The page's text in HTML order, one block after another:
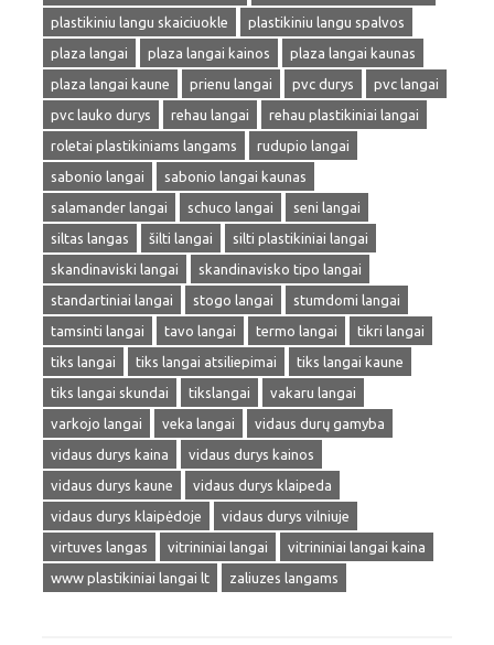
plastikiniu langu skaiciuokle
plastikiniu langu spalvos
plaza langai
plaza langai kainos
plaza langai kaunas
plaza langai kaune
prienu langai pvc durys
pvc langai
pvc lauko durys
rehau langai
rehau plastikiniai langai
roletai plastikiniams langams
rudupio langai
sabonio langai
sabonio langai kaunas
salamander langai
schuco langai
seni langai
siltas langas
šilti langai
silti plastikiniai langai
skandinaviski langai
skandinavisko tipo langai
standartiniai langai
stogo langai
stumdomi langai
tamsinti langai
tavo langai termo langai
tikri langai
tiks langai
tiks langai atsiliepimai
tiks langai kaune
tiks langai skundai
tikslangai
vakaru langai
varkojo langai
veka langai
vidaus durų gamyba
vidaus durys kaina
vidaus durys kainos
vidaus durys kaune
vidaus durys klaipeda
vidaus durys klaipėdoje
vidaus durys vilniuje
virtuves langas
vitrininiai langai
vitrininiai langai kaina
www plastikiniai langai lt
zaliuzes langams